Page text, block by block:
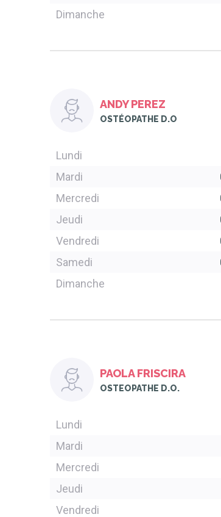
Dimanche
ANDY PEREZ
OSTÉOPATHE D.O
Lundi
Mardi
Mercredi
Jeudi
Vendredi
Samedi
Dimanche
PAOLA FRISCIRA
OSTEOPATHE D.O.
Lundi
Mardi
Mercredi
Jeudi
Vendredi